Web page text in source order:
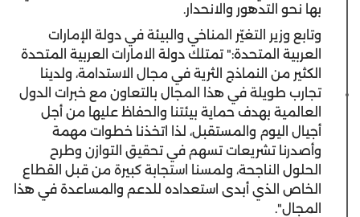
بها نحو التدهور والانحدار.
وتابع وزير التغيّر المناخي والبيئة في دولة الإمارات
العربية المتحدة:" تمتلك دولة الامارات العربية المتحدة
الكثير من النماذج الثرية في مجال الاستدامة، ولدينا
تجارب طويلة في هذا المجال بالتعاون مع خبرات الدول
العالمية بهدف حماية بيئتنا والحفاظ عليها من أجل
أجيال اليوم والمستقبل، لذا اتخذنا خطوات مهمة
وأصدرنا تشريعات تسهم في تحقيق التوازن وطرح
الحلول الناجحة، ولمسنا استجابة كبيرة من قبل القطاع
الخاص الذي أبدى استعداده للدعم والمساعدة في هذا
المجال".